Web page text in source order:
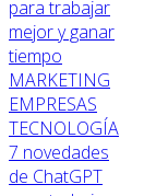
MARKETING
EMPRESAS
TECNOLOGÍA
7 novedades
de ChatGPT